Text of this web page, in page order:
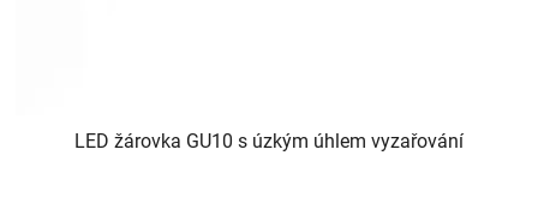
LED žárovka GU10 s úzkým úhlem vyzařování